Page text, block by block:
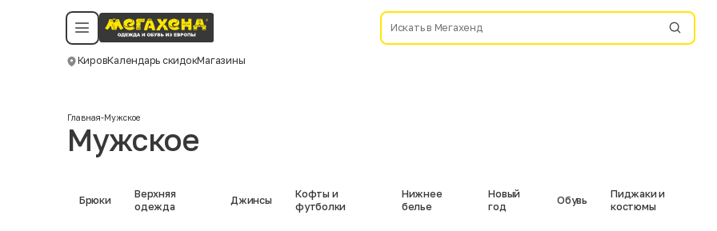
КировКалендарь скидокМагазины
Политика конфиденциальности
©️ Мегахенд 2026. Все права защищены.
Смотреть все даты
Главная-Мужское
Мужское
Брюки
Верхняя
одежда
Джинсы
Кофты и
футболки
Нижнее
белье
Новый
год
Обувь
Пиджаки и
костюмы